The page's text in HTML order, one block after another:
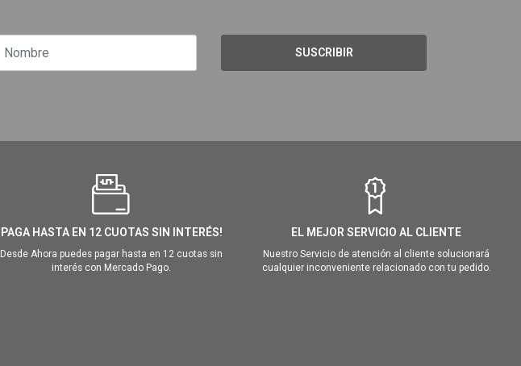
SUSCRIBIR
PAGA HASTA EN 12 CUOTAS SIN INTERÉS!
Desde Ahora puedes pagar hasta en 12 cuotas sin
interés con Mercado Pago.
EL MEJOR SERVICIO AL CLIENTE
Nuestro Servicio de atención al cliente solucionará
cualquier inconveniente relacionado con tu pedido.